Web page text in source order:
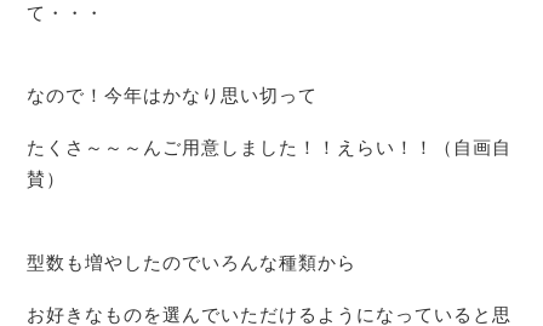
て・・・
なので！今年はかなり思い切って
たくさ～～～んご用意しました！！えらい！！（自画自
賛）
型数も増やしたのでいろんな種類から
お好きなものを選んでいただけるようになっていると思